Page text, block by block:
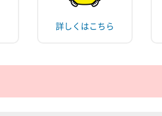
詳しくはこちら